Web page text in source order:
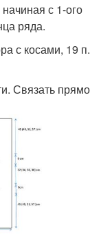
с 1-ого
ряда.
с косами, 19 п.
Связать прямо